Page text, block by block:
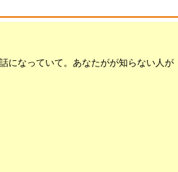
になっていて。あなたがが知らない人が